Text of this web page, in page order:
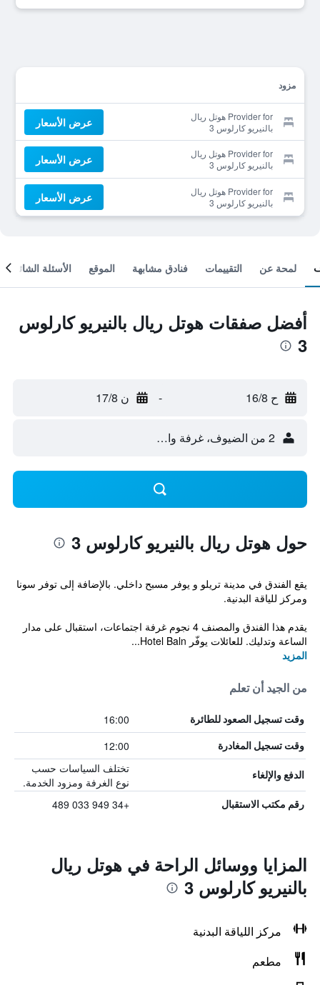
مزود
Provider for هوتل ريال
بالنيريو كارلوس 3
عرض الأسعار
Provider for هوتل ريال
بالنيريو كارلوس 3
عرض الأسعار
Provider for هوتل ريال
بالنيريو كارلوس 3
عرض الأسعار
لمحة عن التقييمات فنادق مشابهة الموقع الأسئلة الشائعة
أفضل صفقات هوتل ريال بالنيريو كارلوس
3
ح 16/8 - ن 17/8
2 من الضيوف، غرفة واحدة
حول هوتل ريال بالنيريو كارلوس 3
يقع الفندق في مدينة تريلو و يوفر مسبح داخلي. بالإضافة إلى توفر سونا
ومركز للياقة البدنية.
يقدم هذا الفندق والمصنف 4 نجوم غرفة اجتماعات، استقبال على مدار
الساعة وتدليك. للعائلات يوفّر Hotel Baln...
المزيد
من الجيد أن تعلم
وقت تسجيل الصعود للطائرة 16:00
وقت تسجيل المغادرة 12:00
الدفع والإلغاء
تختلف السياسات حسب
نوع الغرفة ومزود الخدمة.
رقم مكتب الاستقبال +34 949 033 489
المزايا ووسائل الراحة في هوتل ريال
بالنيريو كارلوس 3
مركز اللياقة البدنية
مطعم